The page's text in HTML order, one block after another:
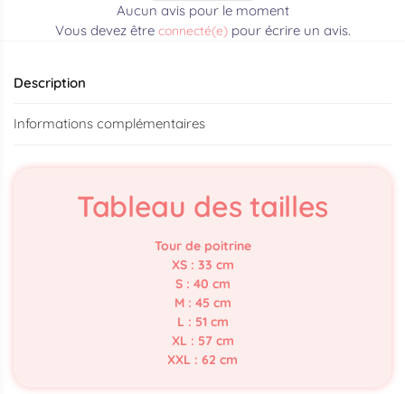
Aucun avis pour le moment
Vous devez être connecté(e)pour écrire un avis.
Description
Informations complémentaires
Tableau des tailles
Tour de poitrine
XS : 33 cm
S : 40 cm
M : 45 cm
L : 51 cm
XL : 57 cm
XXL : 62 cm